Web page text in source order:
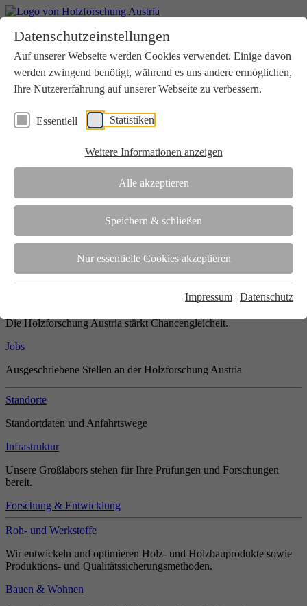
Datenschutzeinstellungen
Auf unserer Webseite werden Cookies verwendet. Einige davon
werden zwingend benötigt, während es uns andere ermöglichen,
Ihre Nutzererfahrung auf unserer Webseite zu verbessern.
Essentiell Statistiken
Weitere Informationen anzeigen
Alle akzeptieren
Speichern & schließen
Nur essentielle Cookies akzeptieren
Impressum | Datenschutz
Aktuelles
Downloads
Kontakt
Login
Verein
Wir unterstützen die Interessen der Holzbranche in enger
Zusammenarbeit mit Wissenschaft und Wirtschaft.
Die Holzforschung Austria ist akkreditierte Prüf-, Inspektions- und
Team
Unsere gesamte Kompetenz ist in unseren Mitarbeiter:innen
gebündelt
Die Holzforschung Austria stärkt Chancengleicheit.
Jobs
Ausgeschriebene Stellen an der Holzforschung Austria
Standorte
Standortdaten und Anfahrtswege
Infrastruktur
Unsere Großlabors stehen für Ihre Prüfungen und Forschungen
bereit.
Forschung & Entwicklung
Roh- und Werkstoffe
Wir entwickeln und optimieren Holz- und Holzbauprodukte sowie
Produktions- und Qualitätssicherungsmethoden.
Bauen & Wohnen